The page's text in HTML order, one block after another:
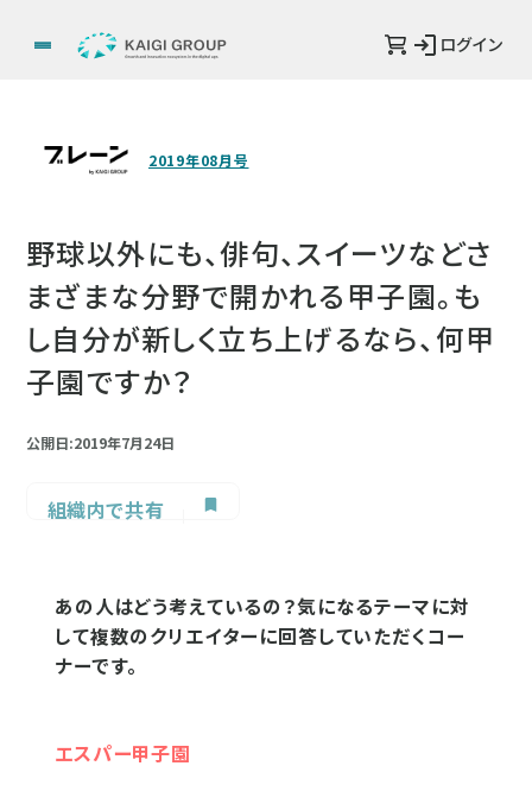
ログイン
2019年08月号
野球以外にも、俳句、スイーツなどさ
まざまな分野で開かれる甲子園。も
し自分が新しく立ち上げるなら、何甲
子園ですか？
公開日:2019年7月24日
組織内で共有
あの人はどう考えているの？気になるテーマに対
して複数のクリエイターに回答していただくコー
ナーです。
エスパー甲子園